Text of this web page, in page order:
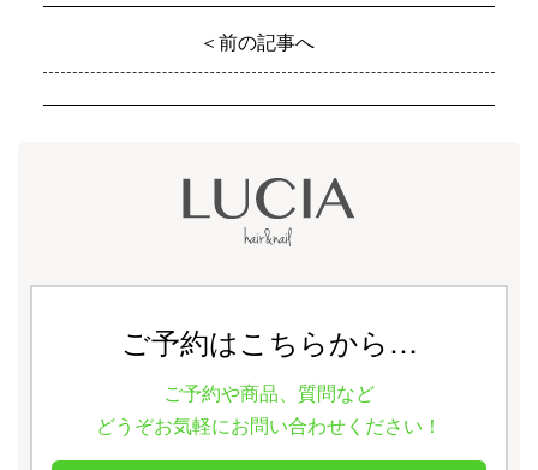
＜前の記事へ
ご予約はこちらから…
ご予約や商品、質問など
どうぞお気軽にお問い合わせください！